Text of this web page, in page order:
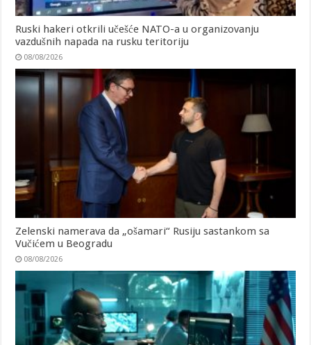
Ruski hakeri otkrili učešće NATO-a u organizovanju
vazdušnih napada na rusku teritoriju
08/08/2026
Zelenski namerava da „ošamari“ Rusiju sastankom sa
Vučićem u Beogradu
08/08/2026